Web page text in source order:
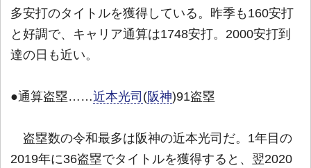
多安打のタイトルを獲得している。昨季も160安打
と好調で、キャリア通算は1748安打。2000安打到
達の日も近い。
●通算盗塁……近本光司 (阪神)91盗塁
盗塁数の令和最多は阪神の近本光司だ。1年目の
2019年に36盗塁でタイトルを獲得すると、翌2020